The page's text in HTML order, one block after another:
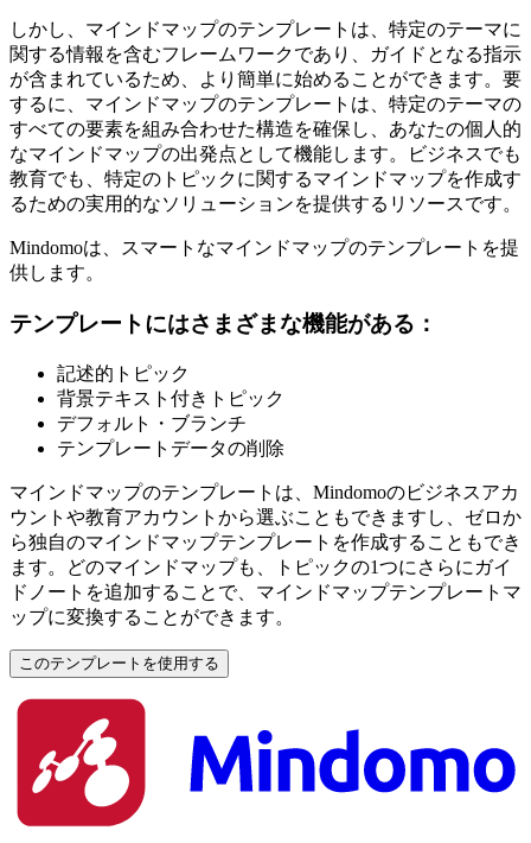
しかし、マインドマップのテンプレートは、特定のテーマに
関する情報を含むフレームワークであり、ガイドとなる指示
が含まれているため、より簡単に始めることができます。要
するに、マインドマップのテンプレートは、特定のテーマの
すべての要素を組み合わせた構造を確保し、あなたの個人的
なマインドマップの出発点として機能します。ビジネスでも
教育でも、特定のトピックに関するマインドマップを作成す
るための実用的なソリューションを提供するリソースです。
Mindomoは、スマートなマインドマップのテンプレートを提
供します。
テンプレートにはさまざまな機能がある：
記述的トピック
背景テキスト付きトピック
デフォルト・ブランチ
テンプレートデータの削除
マインドマップのテンプレートは、Mindomoのビジネスアカ
ウントや教育アカウントから選ぶこともできますし、ゼロか
ら独自のマインドマップテンプレートを作成することもでき
ます。どのマインドマップも、トピックの1つにさらにガイ
ドノートを追加することで、マインドマップテンプレートマ
ップに変換することができます。
このテンプレートを使用する